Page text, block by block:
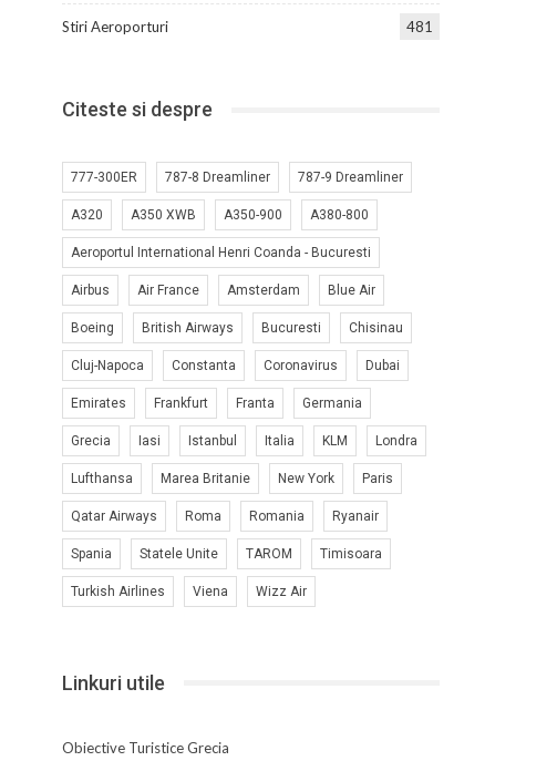
Stiri Aeroporturi 481
Citeste si despre
777-300ER 787-8 Dreamliner 787-9 Dreamliner
A320 A350 XWB A350-900 A380-800
Aeroportul International Henri Coanda - Bucuresti
Airbus Air France Amsterdam Blue Air
Boeing British Airways Bucuresti Chisinau
Cluj-Napoca Constanta Coronavirus Dubai
Emirates Frankfurt Franta Germania
Grecia Iasi Istanbul Italia KLM Londra
Lufthansa Marea Britanie New York Paris
Qatar Airways Roma Romania Ryanair
Spania Statele Unite TAROM Timisoara
Turkish Airlines Viena Wizz Air
Linkuri utile
Obiective Turistice Grecia